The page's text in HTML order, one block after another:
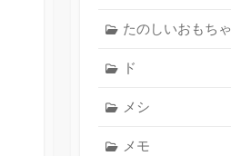
たのしいおもちゃ
ド
メシ
メモ